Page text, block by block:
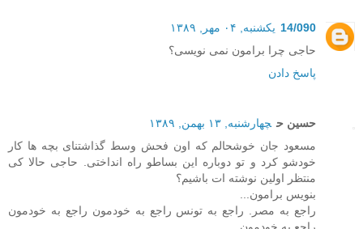
14/090 یکشنبه, ۰۴ مهر, ۱۳۸۹
حاجی چرا برامون نمی نویسی؟
پاسخ دادن
حسین ح چهارشنبه, ۱۳ بهمن, ۱۳۸۹
مسعود جان خوشحالم که اون فحش وسط گذاشتنای بچه ها کار
خودشو کرد و تو دوباره این بساطو راه انداختی. حاجی حالا کی
منتظر اولین نوشته ات باشیم؟
بنویس برامون...
راجع به مصر. راجع به تونس راجع به خودمون راجع به خودمون